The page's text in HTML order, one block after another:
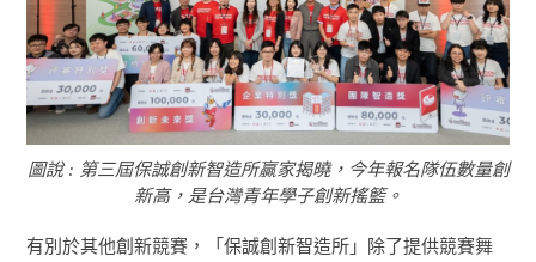
圖說 : 第三屆保誠創新智造所贏家揭曉，今年報名隊伍數量創
新高，是台灣青年學子創新搖籃。
有別於其他創新競賽，「保誠創新智造所」除了提供競賽舞